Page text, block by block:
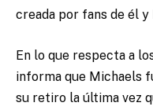
creada por fans de él y
En lo que respecta a
informa que Michaels
su retiro la última vez